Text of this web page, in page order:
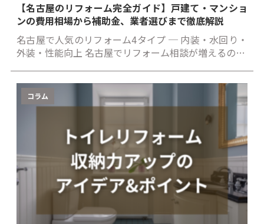
【名古屋のリフォーム完全ガイド】戸建て・マンショ
ンの費用相場から補助金、業者選びまで徹底解説
名古屋で人気のリフォーム4タイプ ─ 内装・水回り・
外装・性能向上 名古屋でリフォーム相談が増えるの…
コラム